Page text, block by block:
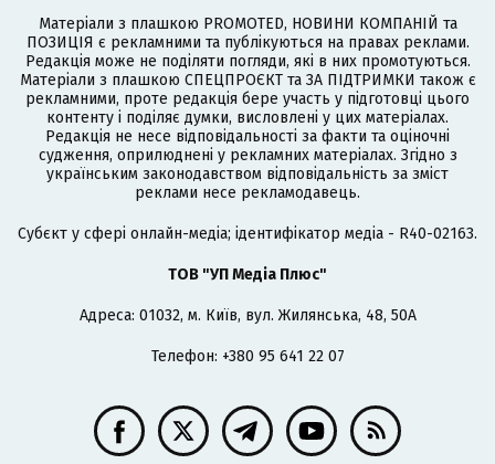
Матеріали з плашкою PROMOTED, НОВИНИ КОМПАНІЙ та
ПОЗИЦІЯ є рекламними та публікуються на правах реклами.
Редакція може не поділяти погляди, які в них промотуються.
Матеріали з плашкою СПЕЦПРОЄКТ та ЗА ПІДТРИМКИ також є
рекламними, проте редакція бере участь у підготовці цього
контенту і поділяє думки, висловлені у цих матеріалах.
Редакція не несе відповідальності за факти та оціночні
судження, оприлюднені у рекламних матеріалах. Згідно з
українським законодавством відповідальність за зміст
реклами несе рекламодавець.
Cубєкт у сфері онлайн-медіа; ідентифікатор медіа - R40-02163.
ТОВ "УП Медіа Плюс"
Адреса: 01032, м. Київ, вул. Жилянська, 48, 50А
Телефон: +380 95 641 22 07